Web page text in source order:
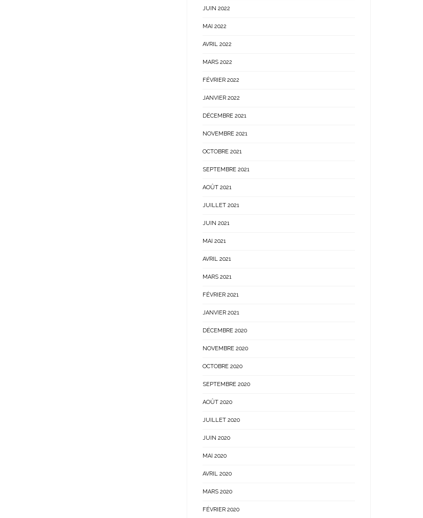
JUIN 2022
MAI 2022
AVRIL 2022
MARS 2022
FÉVRIER 2022
JANVIER 2022
DÉCEMBRE 2021
NOVEMBRE 2021
OCTOBRE 2021
SEPTEMBRE 2021
AOÛT 2021
JUILLET 2021
JUIN 2021
MAI 2021
AVRIL 2021
MARS 2021
FÉVRIER 2021
JANVIER 2021
DÉCEMBRE 2020
NOVEMBRE 2020
OCTOBRE 2020
SEPTEMBRE 2020
AOÛT 2020
JUILLET 2020
JUIN 2020
MAI 2020
AVRIL 2020
MARS 2020
FÉVRIER 2020